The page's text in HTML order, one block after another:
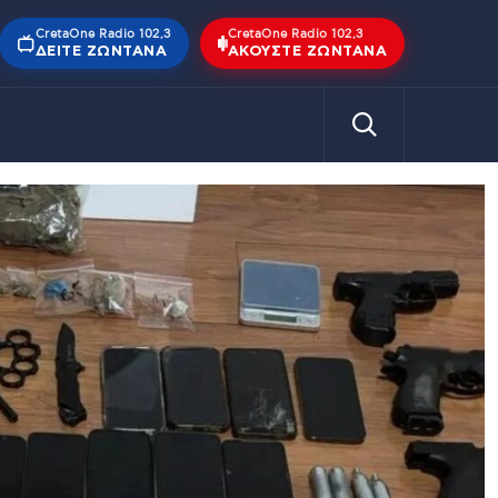
CretaOne Radio 102,3
ΔΕΊΤΕ ΖΩΝΤΑΝΆ
CretaOne Radio 102,3
ΑΚΟΎΣΤΕ ΖΩΝΤΑΝΆ